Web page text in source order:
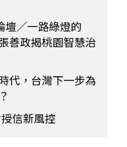
壇／一路綠燈的
善政揭桃園智慧治
代，台灣下一步為
信新風控